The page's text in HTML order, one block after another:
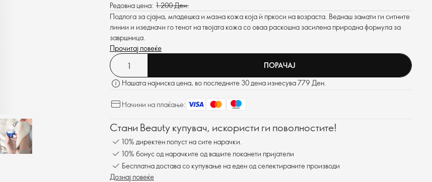
Редовна цена: 1.200 Ден.
Подлога за сјајна, младешка и мазна кожа која ѝ пркоси на возраста. Веднаш замати ги ситните
линии и изедначи го тенот на твојата кожа со оваа раскошна засилена природна формула за
завршница.
Прочитај повеќе
ПОРАЧАЈ
Нашата најниска цена, во последните 30 дена изнесува 779 Ден.
Начини на плаќање:
Стани Beauty купувач, искористи ги поволностите!
10% директен попуст на сите нарачки.
10% бонус од нарачките од вашите поканети пријатели
Бесплатна достава со купување на еден од селектираните производи
Дознај повеќе